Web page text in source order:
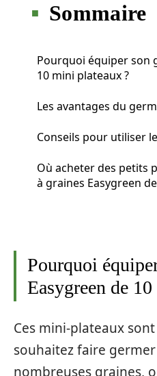
Sommaire
Pourquoi équiper son
10 mini plateaux ?
Les avantages du
Conseils pour utiliser
Où acheter des petits
à graines Easygreen
Pourquoi
Easygreen de
Ces mini-plateaux
souhaitez faire
nombreuses graines,